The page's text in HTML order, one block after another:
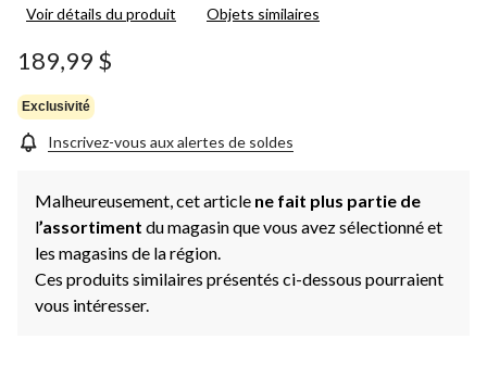
Voir détails du produit Objets similaires
189,99 $
Exclusivité
Inscrivez-vous aux alertes de soldes
Malheureusement, cet article ne fait plus partie de
l’assortiment du magasin que vous avez sélectionné et
les magasins de la région.
Ces produits similaires présentés ci-dessous pourraient
vous intéresser.